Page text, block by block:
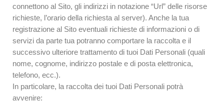
connettono al Sito, gli indirizzi in notazione “Url” delle risorse
richieste, l’orario della richiesta al server). Anche la tua
registrazione al Sito eventuali richieste di informazioni o di
servizi da parte tua potranno comportare la raccolta e il
successivo ulteriore trattamento di tuoi Dati Personali (quali
nome, cognome, indirizzo postale e di posta elettronica,
telefono, ecc.).
In particolare, la raccolta dei tuoi Dati Personali potrà
avvenire: